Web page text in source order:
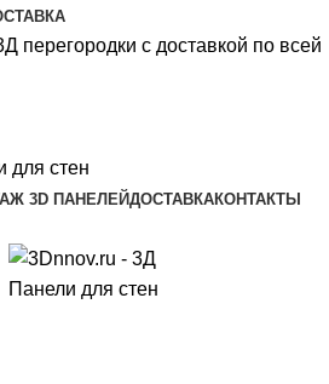
перегородки с доставкой по всей
3D ПАНЕЛЕЙДОСТАВКАКОНТАКТЫ